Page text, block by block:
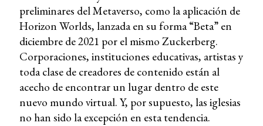
preliminares del Metaverso, como la aplicación de
Horizon Worlds, lanzada en su forma “Beta” en
diciembre de 2021 por el mismo Zuckerberg.
Corporaciones, instituciones educativas, artistas y
toda clase de creadores de contenido están al
acecho de encontrar un lugar dentro de este
nuevo mundo virtual. Y, por supuesto, las iglesias
no han sido la excepción en esta tendencia.